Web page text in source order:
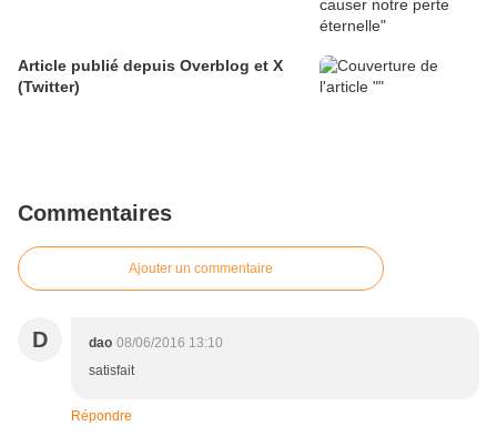
Article publié depuis Overblog et X
(Twitter)
Commentaires
Ajouter un commentaire
D dao 08/06/2016 13:10
satisfait
Répondre